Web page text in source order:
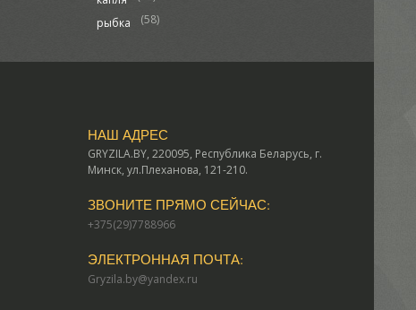
рыбка
(58)
НАШ АДРЕС
GRYZILA.BY, 220095, Республика Беларусь, г.
Минск, ул.Плеханова, 121-210.
ЗВОНИТЕ ПРЯМО СЕЙЧАС:
+375(29)7788966
ЭЛЕКТРОННАЯ ПОЧТА:
Gryzila.by@yandex.ru